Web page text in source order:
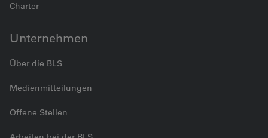
Charter
Unternehmen
Über die BLS
Medienmitteilungen
Offene Stellen